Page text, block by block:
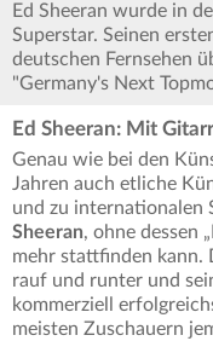
Ed Sheeran wurde in
Superstar. Seinen
deutschen Fernsehen
"Germany's Next
Ed Sheeran: Mit
Genau wie bei den
Jahren auch etliche
und zu internationalen
Sheeran, ohne dessen
mehr stattfinden kann.
rauf und runter und
kommerziell
meisten Zuschauern